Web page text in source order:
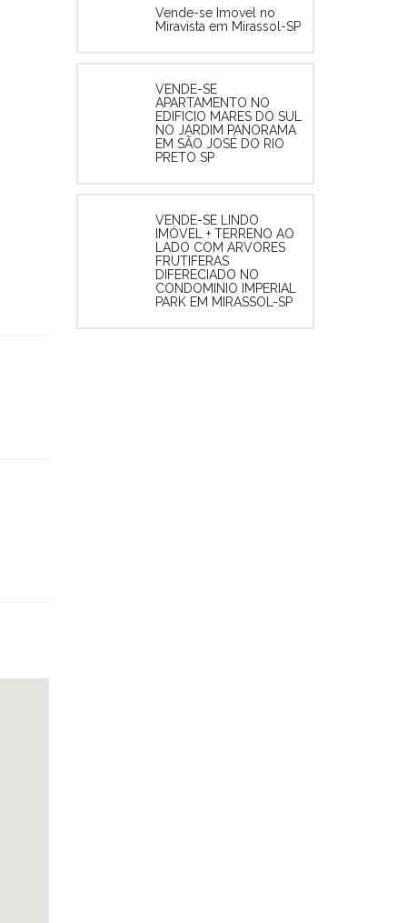
Vende-se Imovel no
Miravista em Mirassol-SP
VENDE-SE
APARTAMENTO NO
EDIFICIO MARES DO SUL
NO JARDIM PANORAMA
EM SÃO JOSÉ DO RIO
PRETO SP
VENDE-SE LINDO
IMÓVEL + TERRENO AO
LADO COM ARVORES
FRUTIFERAS
DIFERECIADO NO
CONDOMINIO IMPERIAL
PARK EM MIRASSOL-SP